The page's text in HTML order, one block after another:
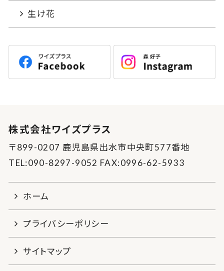
生け花
株式会社ワイズプラス
〒899-0207 鹿児島県出水市中央町577番地
TEL:090-8297-9052 FAX:0996-62-5933
ホーム
プライバシーポリシー
サイトマップ